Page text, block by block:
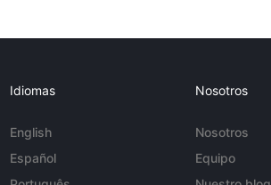
Idiomas
English
Español
Nosotros
Nosotros
Equipo